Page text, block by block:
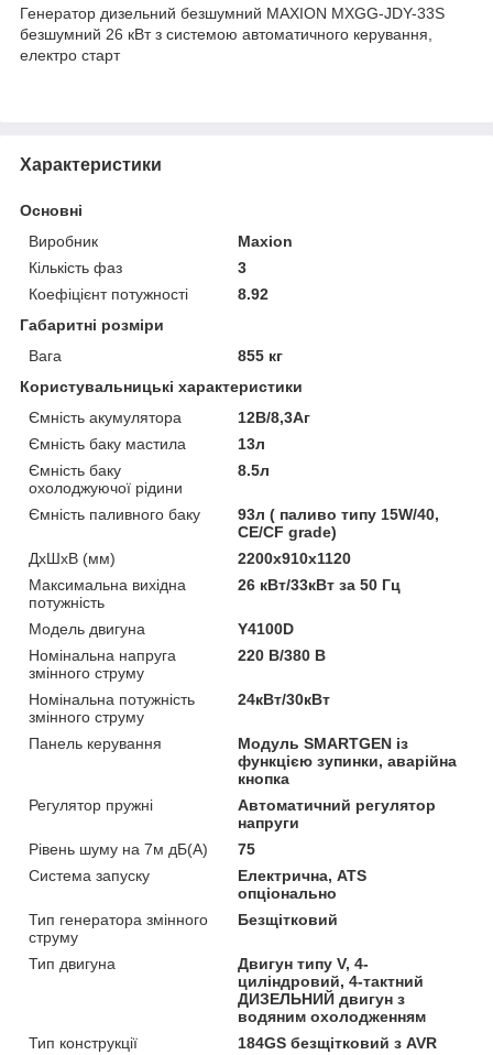
Генератор дизельний безшумний MAXION MXGG-JDY-33S
безшумний 26 кВт з системою автоматичного керування,
електро старт
Характеристики
Основні
Виробник
Maxion
Кількість фаз
3
Коефіцієнт потужності
8.92
Габаритні розміри
Вага
855 кг
Користувальницькі характеристики
Ємність акумулятора
12В/8,3Аг
Ємність баку мастила
13л
Ємність баку
охолоджуючої рідини
8.5л
Ємність паливного баку
93л ( паливо типу 15W/40,
CE/CF grade)
ДхШхВ (мм)
2200x910x1120
Максимальна вихідна
потужність
26 кВт/33кВт за 50 Гц
Модель двигуна
Y4100D
Номінальна напруга
змінного струму
220 В/380 В
Номінальна потужність
змінного струму
24кВт/30кВт
Панель керування
Модуль SMARTGEN із
функцією зупинки, аварійна
кнопка
Регулятор пружні
Автоматичний регулятор
напруги
Рівень шуму на 7м дБ(А)
75
Система запуску
Електрична, ATS
опціонально
Тип генератора змінного
струму
Безщітковий
Тип двигуна
Двигун типу V, 4-
циліндровий, 4-тактний
ДИЗЕЛЬНИЙ двигун з
водяним охолодженням
Тип конструкції
184GS безщітковий з AVR